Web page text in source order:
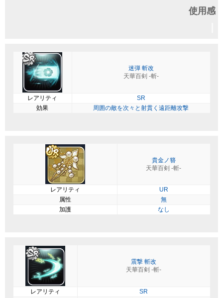
使用感
迷弾 斬改
天華百剣 -斬-
レアリティ
SR
効果
周囲の敵を次々と射貫く遠距離攻撃
貴金ノ簪
天華百剣 -斬-
レアリティ
UR
属性
無
加護
なし
震撃 斬改
天華百剣 -斬-
レアリティ
SR